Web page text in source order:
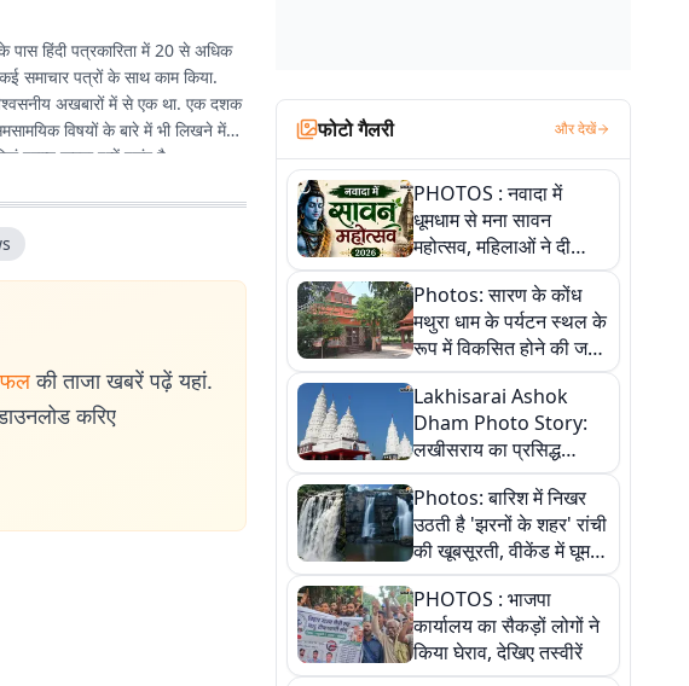
हिंदी पत्रकारिता में 20 से अधिक
समाचार पत्रों के साथ काम किया.
अखबारों में से एक था. एक दशक
विषयों के बारे में भी लिखने में
प्राप्त करना इन्हें पसंद है.
की ताजा खबरें पढ़ें यहां.
करिए
फोटो गैलरी और देखें
PHOTOS : नवादा में
धूमधाम से मना सावन
महोत्सव, महिलाओं ने दी
सांस्कृतिक प्रस्तुतियां
Photos: सारण के कोंध
मथुरा धाम के पर्यटन स्थल के
रूप में विकसित होने की जगी
आस, 9 तस्वीरों में देखें पूरी
कहानी
Lakhisarai Ashok
Dham Photo Story:
लखीसराय का प्रसिद्ध
अशोक धाम—आस्था,
श्रृंगार, अनुष्ठान और
अलौकिक संध्या आरती के
विहंगम दृश्य
Photos: बारिश में निखर
उठती है 'झरनों के शहर' रांची
की खूबसूरती, वीकेंड में घूम
आएं ये 5 वादियां
PHOTOS : भाजपा
कार्यालय का सैकड़ों लोगों ने
किया घेराव, देखिए तस्वीरें